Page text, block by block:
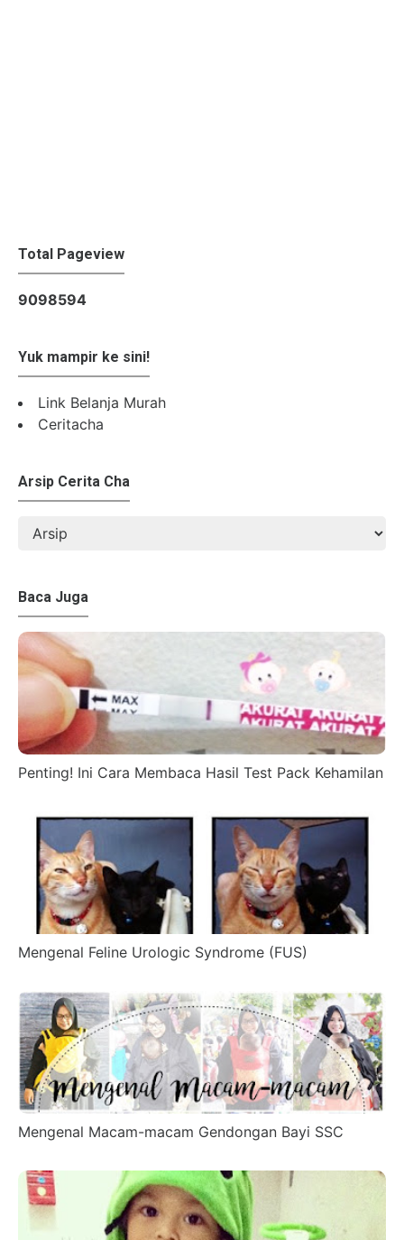
Total Pageview
9098594
Yuk mampir ke sini!
Link Belanja Murah
Ceritacha
Arsip Cerita Cha
Baca Juga
Penting! Ini Cara Membaca Hasil Test Pack Kehamilan
Mengenal Feline Urologic Syndrome (FUS)
Mengenal Macam-macam Gendongan Bayi SSC